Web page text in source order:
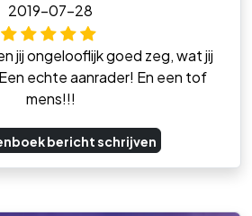
2019-07-28
jij ongelooflijk goed zeg, wat jij
echte aanrader! En een tof
mens!!!
bericht schrijven